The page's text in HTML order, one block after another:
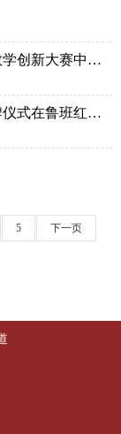
喜报！我院教师在第五届贵州省高校教师教学创新大赛中喜获佳绩
茅台学院思想政治理论课实践教学基地揭牌仪式在鲁班红军烈士陵园举行
5 下一页